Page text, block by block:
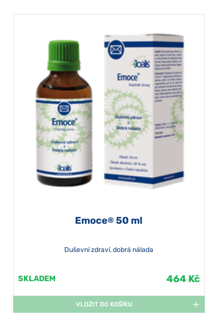
Emoce® 50 ml
Duševní zdraví, dobrá nálada
SKLADEM 464 Kč
VLOŽIT DO KOŠÍKU